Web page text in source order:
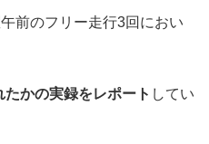
前のフリー走行3回におい
かの実録をレポート してい